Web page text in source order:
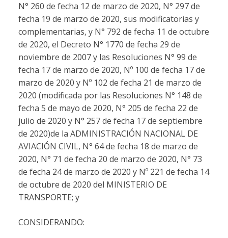
N° 260 de fecha 12 de marzo de 2020, N° 297 de
fecha 19 de marzo de 2020, sus modificatorias y
complementarias, y N° 792 de fecha 11 de octubre
de 2020, el Decreto N° 1770 de fecha 29 de
noviembre de 2007 y las Resoluciones N° 99 de
fecha 17 de marzo de 2020, Nº 100 de fecha 17 de
marzo de 2020 y Nº 102 de fecha 21 de marzo de
2020 (modificada por las Resoluciones N° 148 de
fecha 5 de mayo de 2020, N° 205 de fecha 22 de
julio de 2020 y N° 257 de fecha 17 de septiembre
de 2020)de la ADMINISTRACIÓN NACIONAL DE
AVIACIÓN CIVIL, N° 64 de fecha 18 de marzo de
2020, N° 71 de fecha 20 de marzo de 2020, N° 73
de fecha 24 de marzo de 2020 y Nº 221 de fecha 14
de octubre de 2020 del MINISTERIO DE
TRANSPORTE; y
CONSIDERANDO: